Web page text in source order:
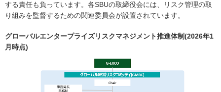
する責任も負っています。各SBUの取締役会には、リスク管理の取
り組みを監督するための関連委員会が設置されています。
グローバルエンタープライズリスクマネジメント推進体制(2026年1
月時点)